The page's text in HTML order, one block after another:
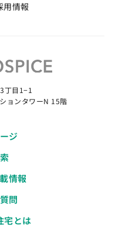
用情報
丁目1−1
ョンタワーN 15階
ジ
情報
問
宅とは